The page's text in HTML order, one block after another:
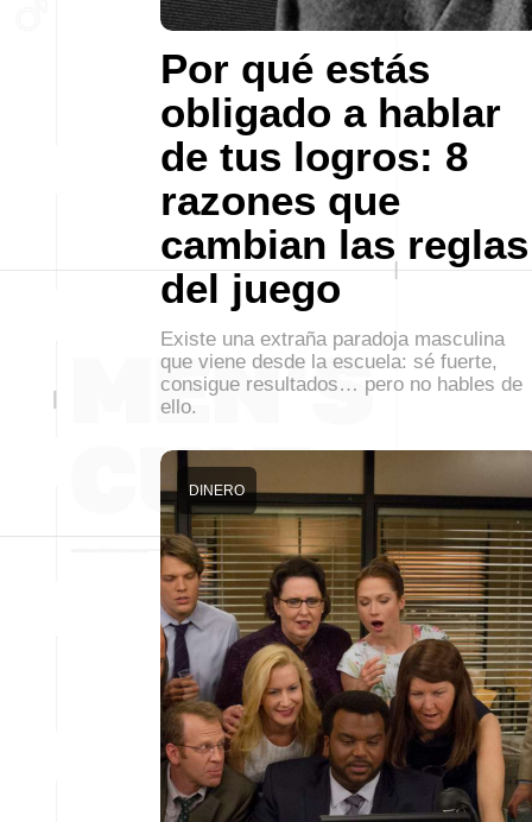
Por qué estás
obligado a hablar
de tus logros: 8
razones que
cambian las reglas
del juego
Existe una extraña paradoja masculina
que viene desde la escuela: sé fuerte,
consigue resultados… pero no hables de
ello.
DINERO